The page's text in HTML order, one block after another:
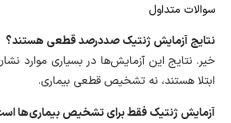
سوالات متداول
نتایج آزمایش ژنتیک صددرصد قطعی هستند؟
خیر. نتایج این آزمایش‌ها در بسیاری موارد
ابتلا هستند، نه تشخیص قطعی بیماری.
آزمایش ژنتیک فقط برای تشخیص بیماری‌ها